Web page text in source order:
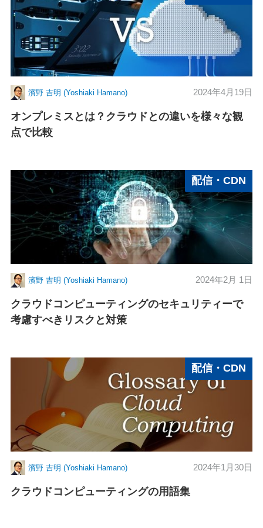
濱野 吉明 (Yoshiaki Hamano) 2024年4月19日
オンプレミスとは？クラウドとの違いを様々な観
点で比較
配信・CDN
濱野 吉明 (Yoshiaki Hamano) 2024年2月 1日
クラウドコンピューティングのセキュリティーで
考慮すべきリスクと対策
配信・CDN
濱野 吉明 (Yoshiaki Hamano) 2024年1月30日
クラウドコンピューティングの用語集